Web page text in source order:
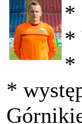
*
*
*
*